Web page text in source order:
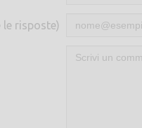
le risposte)